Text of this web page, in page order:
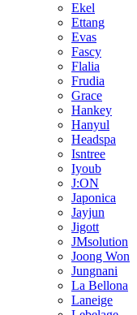
Ekel
Ettang
Evas
Fascy
Flalia
Frudia
Grace
Hankey
Hanyul
Headspa
Isntree
Iyoub
J:ON
Japonica
Jayjun
Jigott
JMsolution
Joong Won
Jungnani
La Bellona
Laneige